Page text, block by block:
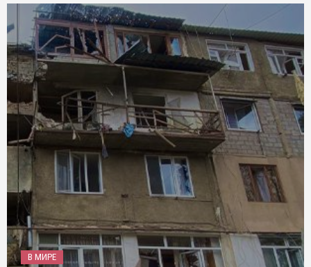
В МИРЕ